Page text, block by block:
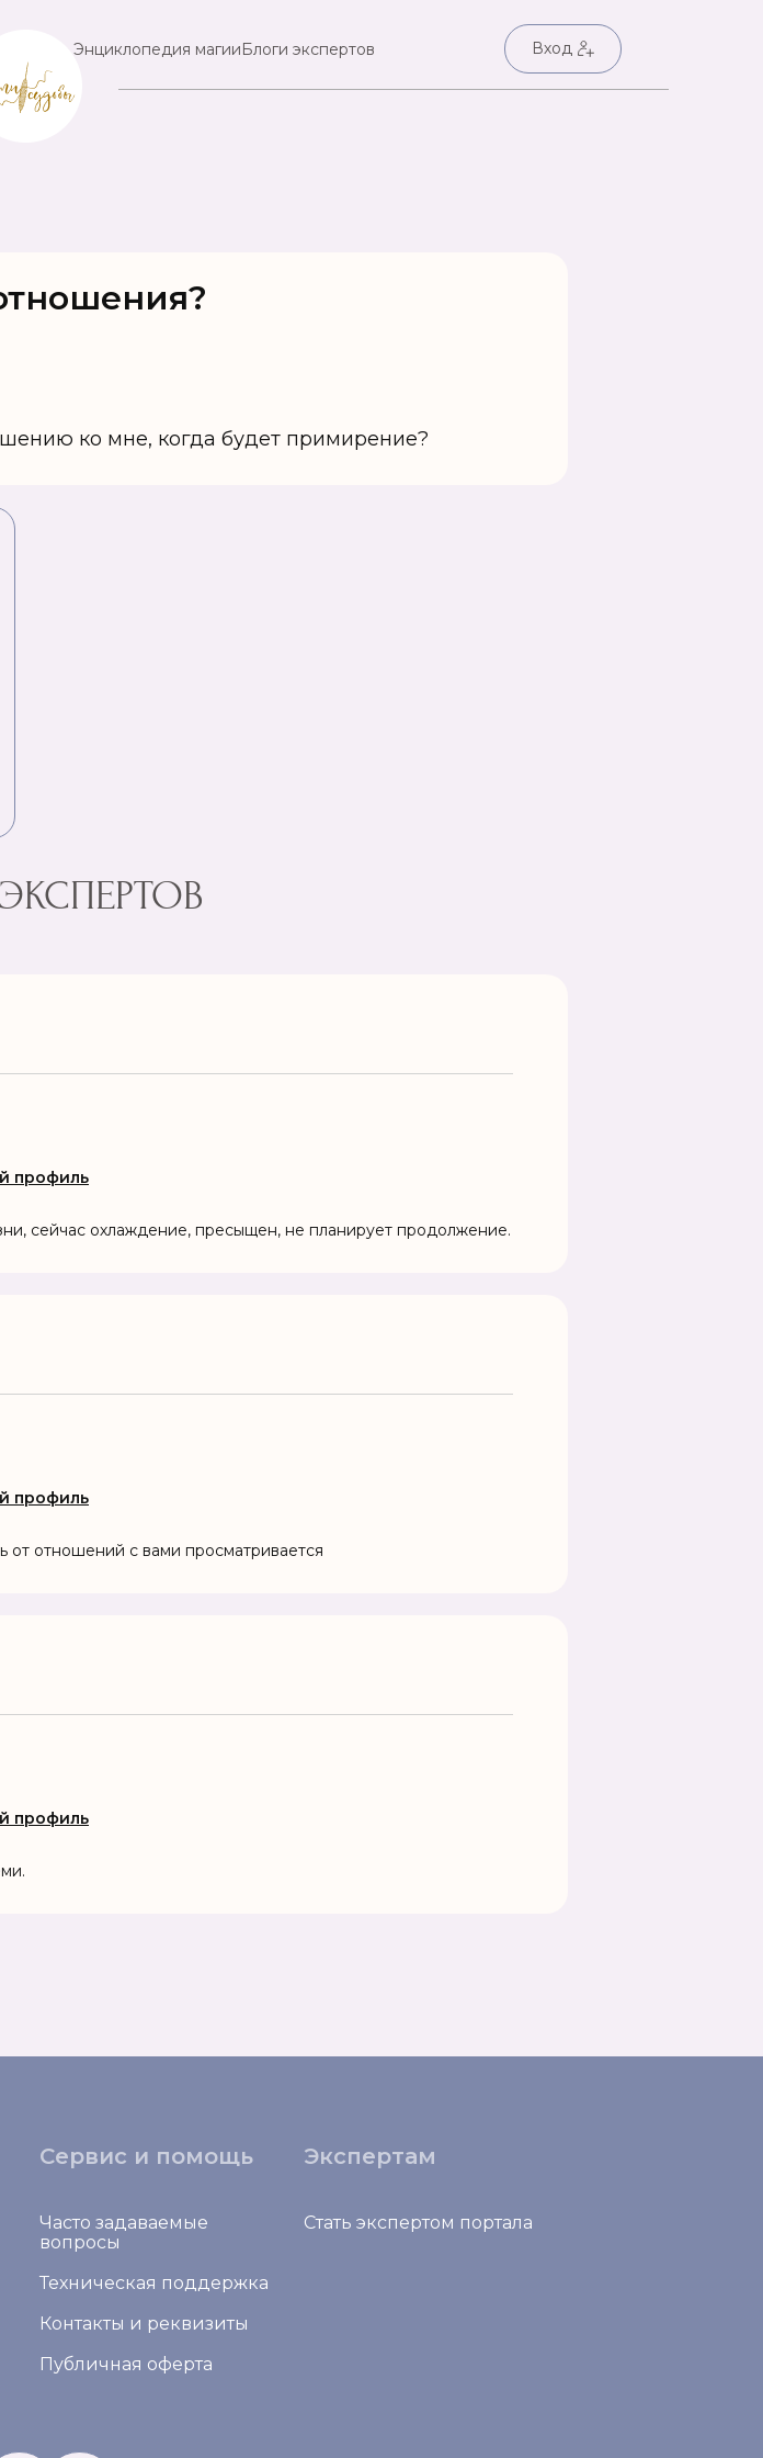
Энциклопедия магииБлоги экспертов Вход
ко мне, когда будет примирение?
профиль
сейчас охлаждение, пресыщен, не планирует продолжение.
профиль
от отношений с вами просматривается
профиль
Сервис и помощь
Часто задаваемые
вопросы
Техническая поддержка
Контакты и реквизиты
Публичная оферта
Экспертам
Стать экспертом портала